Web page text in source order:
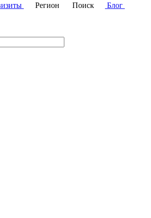
Регион Поиск
Блог